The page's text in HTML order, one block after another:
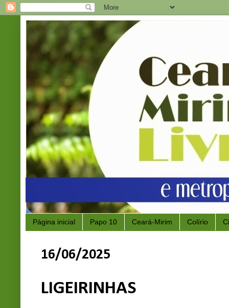
Página inicial Papo 10 Ceará-Mirim Colírio
16/06/2025
LIGEIRINHAS